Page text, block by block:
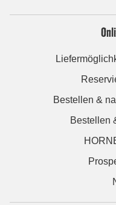
Bestellen &
Bestellen